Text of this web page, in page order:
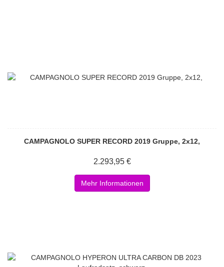
CAMPAGNOLO SUPER RECORD 2019 Gruppe, 2x12,
2.293,95 €
Mehr Informationen